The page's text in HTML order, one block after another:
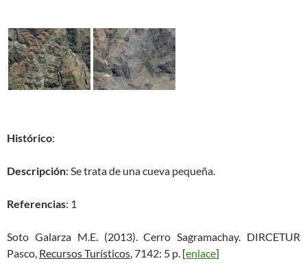
Histórico:
Descripción: Se trata de una cueva pequeña.
Referencias: 1
Soto Galarza M.E. (2013). Cerro Sagramachay. DIRCETUR
Pasco, Recursos Turísticos, 7142: 5 p. [enlace]